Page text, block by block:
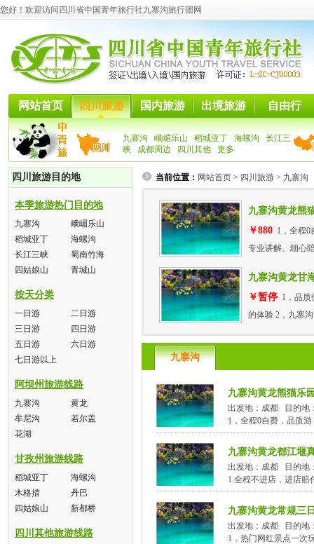
您好！欢迎访问四川省中国青年旅行社九寨沟旅行团网
网站首页 四川旅游 国内旅游 出境旅游 自由行
九寨沟 峨嵋乐山 稻城亚丁 海螺沟
长江三
峡
成都周边 四川其他 更多
四川旅游目的地
本季旅游热门目的地
九寨沟
峨嵋乐山
稻城亚丁
海螺沟
长江三峡
蜀南竹海
四姑娘山
青城山
按天分类
一日游
二日游
三日游
四日游
五日游
六日游
七日游以上
阿坝州旅游线路
九寨沟
黄龙
牟尼沟
若尔盖
花湖
甘孜州旅游线路
稻城亚丁
海螺沟
木格措
丹巴
四姑娘山
新都桥
四川其他旅游线路
当前位置： 网站首页 > 四川旅游 > 九寨沟
九寨沟黄龙熊
￥880 1，全程0
专业讲解、细心
九寨沟黄龙甘
￥暂停 1，品
的体验 2，九寨
九寨沟
九寨沟黄龙熊猫乐
出发地：成都 目的地
1，全程0自费，品质
九寨沟黄龙都江堰
出发地：成都 目的地
1.全程不进店，进店赔
九寨沟黄龙常规三
出发地：成都 目的地
1，热门网红景点一次